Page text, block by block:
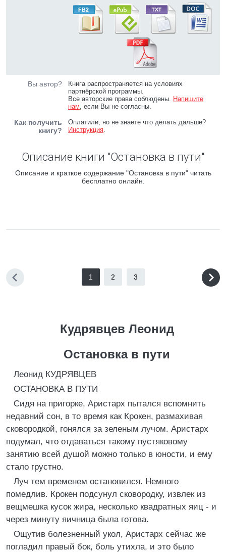
Вы автор?
Книга распространяется на условиях
партнёрской программы.
Все авторские права соблюдены. Напишите
нам, если Вы не согласны.
Как получить
книгу?
Оплатили, но не знаете что делать дальше?
Инструкция.
Описание книги "Остановка в пути"
Описание и краткое содержание "Остановка в пути" читать
бесплатно онлайн.
1 2 3
Кудрявцев Леонид
Остановка в пути
Леонид КУДРЯВЦЕВ
ОСТАНОВКА В ПУТИ
Сидя на пригорке, Аристарх пытался вспомнить
недавний сон, в то время как Крокен, размахивая
сковородкой, гонялся за зеленым лучом. Аристарх
подумал, что отдаваться такому пустяковому
занятию всей душой можно только в юности, и ему
стало грустно.
Луч тем временем остановился. Немного
помедлив. Крокен подсунул сковородку, извлек из
вещмешка кусок жира, несколько квадратных яиц - и
через минуту яичница была готова.
Ощутив болезненный укол, Аристарх сейчас же
погладил правый бок, боль утихла, и это было